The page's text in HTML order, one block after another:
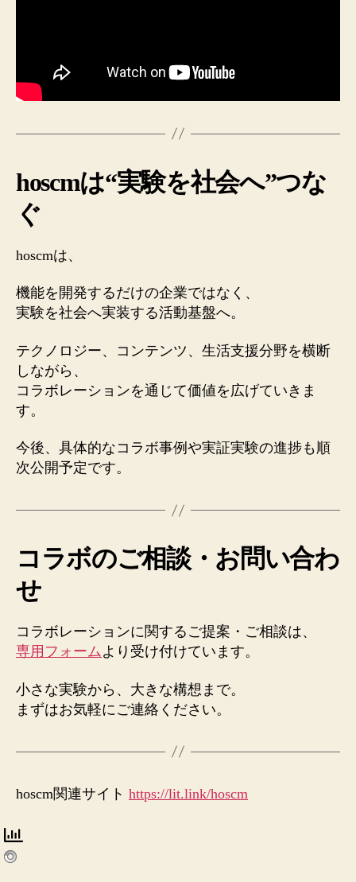
hoscmは“実験を社会へ”つな
ぐ
hoscmは、
機能を開発するだけの企業ではなく、
実験を社会へ実装する活動基盤へ。
テクノロジー、コンテンツ、生活支援分野を横断
しながら、
コラボレーションを通じて価値を広げていきま
す。
今後、具体的なコラボ事例や実証実験の進捗も順
次公開予定です。
コラボのご相談・お問い合わ
せ
コラボレーションに関するご提案・ご相談は、
専用フォームより受け付けています。
小さな実験から、大きな構想まで。
まずはお気軽にご連絡ください。
hoscm関連サイト https://lit.link/hoscm